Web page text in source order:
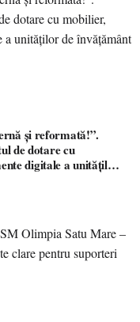
și reformată!”.
de dotare cu
digitale a unităților